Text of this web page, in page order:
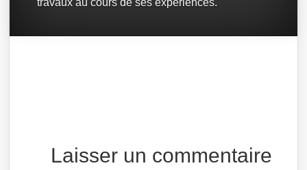
travaux au cours de ses expériences.
Laisser un commentaire